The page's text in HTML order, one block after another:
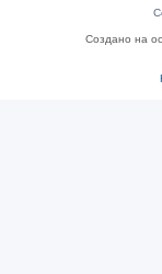
Создано на